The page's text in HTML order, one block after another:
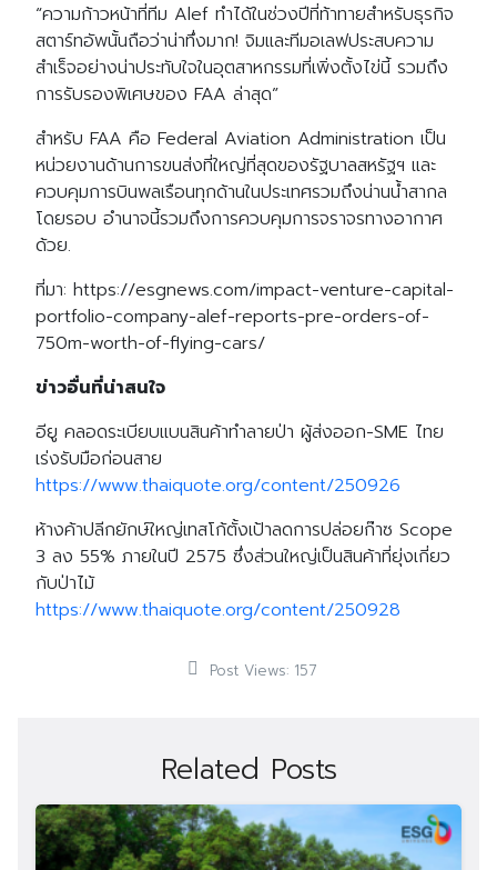
“ความก้าวหน้าที่ทีม Alef ทำได้ในช่วงปีที่ท้าทายสำหรับธุรกิจ
สตาร์ทอัพนั้นถือว่าน่าทึ่งมาก! จิมและทีมอเลฟประสบความ
สำเร็จอย่างน่าประทับใจในอุตสาหกรรมที่เพิ่งตั้งไข่นี้ รวมถึง
การรับรองพิเศษของ FAA ล่าสุด”
สำหรับ FAA คือ Federal Aviation Administration เป็น
หน่วยงานด้านการขนส่งที่ใหญ่ที่สุดของรัฐบาลสหรัฐฯ และ
ควบคุมการบินพลเรือนทุกด้านในประเทศรวมถึงน่านน้ำสากล
โดยรอบ อำนาจนี้รวมถึงการควบคุมการจราจรทางอากาศ
ด้วย.
ที่มา: https://esgnews.com/impact-venture-capital-
portfolio-company-alef-reports-pre-orders-of-
750m-worth-of-flying-cars/
ข่าวอื่นที่น่าสนใจ
อียู คลอดระเบียบแบนสินค้าทำลายป่า ผู้ส่งออก-SME ไทย
เร่งรับมือก่อนสาย
https://www.thaiquote.org/content/250926
ห้างค้าปลีกยักษ์ใหญ่เทสโก้ตั้งเป้าลดการปล่อยก๊าซ Scope
3 ลง 55% ภายในปี 2575 ซึ่งส่วนใหญ่เป็นสินค้าที่ยุ่งเกี่ยว
กับป่าไม้
https://www.thaiquote.org/content/250928
Post Views: 157
Related Posts